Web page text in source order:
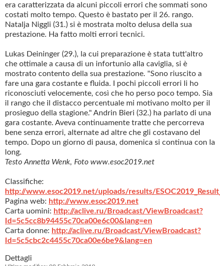
era caratterizzata da alcuni piccoli errori che sommati sono
costati molto tempo. Questo è bastato per il 26. rango.
Natalja Niggli (31.) si è mostrata molto delusa della sua
prestazione. Ha fatto molti errori tecnici.
Lukas Deininger (29.), la cui preparazione è stata tutt'altro
che ottimale a causa di un infortunio alla caviglia, si è
mostrato contento della sua prestazione. "Sono riuscito a
fare una gara costante e fluida. I pochi piccoli errori li ho
riconosciuti velocemente, così che ho perso poco tempo. Sia
il rango che il distacco percentuale mi motivano molto per il
prosieguo della stagione." Andrin Bieri (32.) ha parlato di una
gara costante. Aveva continuamente tratte che percorreva
bene senza errori, alternate ad altre che gli costavano del
tempo. Dopo un giorno di pausa, domenica si continua con la
long.
Testo Annetta Wenk, Foto www.esoc2019.net
Classifiche:
http://www.esoc2019.net/uploads/results/
Pagina web: http://www.esoc2019.net
Carta uomini: http://aclive.ru/Broadcast/ViewBroadcast?
Id=5c5cc8b94455c70ca00e6c00&lang=en
Carta donne: http://aclive.ru/Broadcast/ViewBroadcast?
Id=5c5cbc2c4455c70ca00e6be9&lang=en
Dettagli